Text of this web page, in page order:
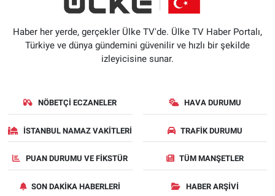
Haber her yerde, gerçekler Ülke TV'de. Ülke TV Haber Portalı,
Türkiye ve dünya gündemini güvenilir ve hızlı bir şekilde
izleyicisine sunar.
NÖBETÇI ECZANELER HAVA DURUMU
İSTANBUL NAMAZ VAKITLERI TRAFIK DURUMU
PUAN DURUMU VE FIKSTÜR TÜM MANŞETLER
SON DAKIKA HABERLERI HABER ARŞIVI